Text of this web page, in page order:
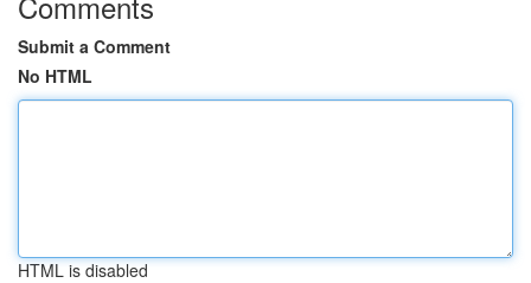
Submit a Comment
No HTML
HTML is disabled